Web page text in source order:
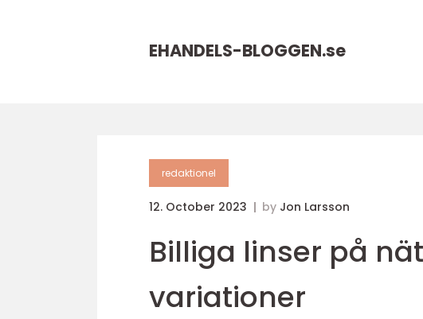
EHANDELS-BLOGGEN.se
redaktionel
12. October 2023 by Jon Larsson
Billiga linser på
variationer